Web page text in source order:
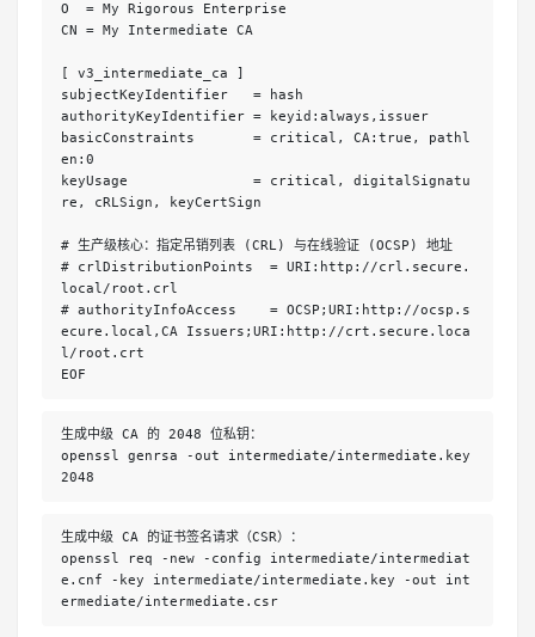
O  = My Rigorous Enterprise
CN = My Intermediate CA
[ v3_intermediate_ca ]
subjectKeyIdentifier   = hash
authorityKeyIdentifier = keyid:always,issuer
basicConstraints       = critical, CA:true, pathl
en:0
keyUsage               = critical, digitalSignatu
re, cRLSign, keyCertSign
# 生产级核心：指定吊销列表 (CRL) 与在线验证 (OCSP) 地址
# crlDistributionPoints  = URI:http://crl.secure.
local/root.crl
# authorityInfoAccess    = OCSP;URI:http://ocsp.s
ecure.local,CA Issuers;URI:http://crt.secure.loca
l/root.crt
EOF
生成中级 CA 的 2048 位私钥：
openssl genrsa -out intermediate/intermediate.key
2048
生成中级 CA 的证书签名请求（CSR）：
openssl req -new -config intermediate/intermediat
e.cnf -key intermediate/intermediate.key -out int
ermediate/intermediate.csr